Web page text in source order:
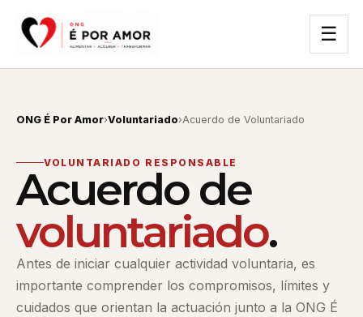
☰
ONG É Por Amor›Voluntariado›Acuerdo de Voluntariado
VOLUNTARIADO RESPONSABLE
Acuerdo de
voluntariado.
Antes de iniciar cualquier actividad voluntaria, es
importante comprender los compromisos, límites y
cuidados que orientan la actuación junto a la ONG É